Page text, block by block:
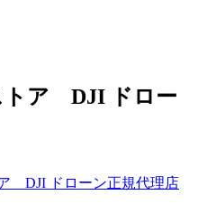
トア DJI ドロー